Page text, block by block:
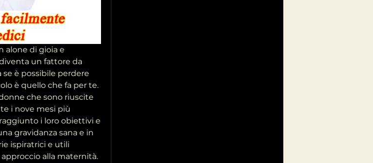
alone di gioia e
un fattore da
è possibile perdere
è quello che fa per te.
che sono riuscite
i nove mesi più
i loro obiettivi e
gravidanza sana e in
ispiratrici e utili
alla maternità.